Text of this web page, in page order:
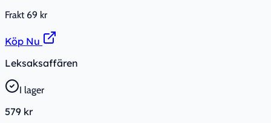
Frakt 69 kr
Köp Nu
Leksaksaffären
I lager
579 kr